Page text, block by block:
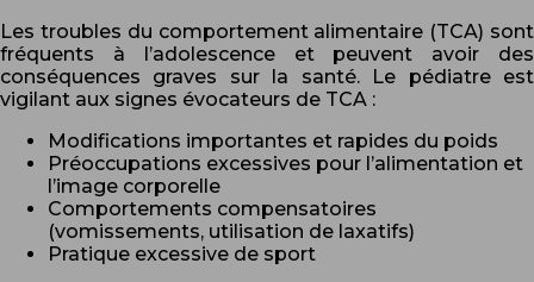
Les troubles du comportement alimentaire (TCA) sont
fréquents à l’adolescence et peuvent avoir des
conséquences graves sur la santé. Le pédiatre est
vigilant aux signes évocateurs de TCA :
Modifications importantes et rapides du poids
Préoccupations excessives pour l’alimentation et
l’image corporelle
Comportements compensatoires
(vomissements, utilisation de laxatifs)
Pratique excessive de sport